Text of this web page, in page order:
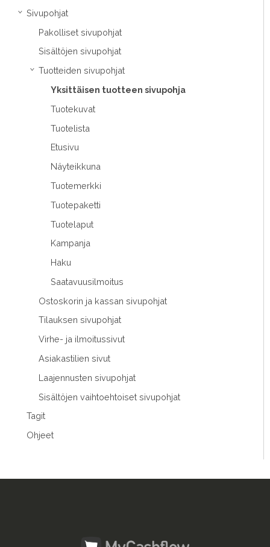
› Sivupohjat
Pakolliset sivupohjat
Sisältöjen sivupohjat
› Tuotteiden sivupohjat
Yksittäisen tuotteen sivupohja
Tuotekuvat
Tuotelista
Etusivu
Näyteikkuna
Tuotemerkki
Tuotepaketti
Tuotelaput
Kampanja
Haku
Saatavuusilmoitus
Ostoskorin ja kassan sivupohjat
Tilauksen sivupohjat
Virhe- ja ilmoitussivut
Asiakastilien sivut
Laajennusten sivupohjat
Sisältöjen vaihtoehtoiset sivupohjat
Tagit
Ohjeet